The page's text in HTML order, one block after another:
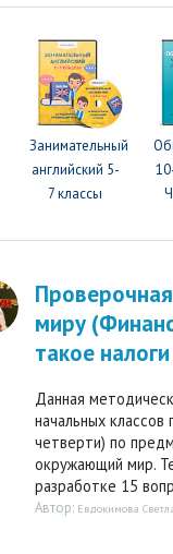
Занимательный
английский 5-
7 классы
миру
такое
Данная
начальных
четверти) по
окружающий мир.
разработке 15
Автор: Евдокимова